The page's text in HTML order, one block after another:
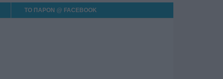
ΤΟ ΠΑΡΟΝ @ FACEBOOK